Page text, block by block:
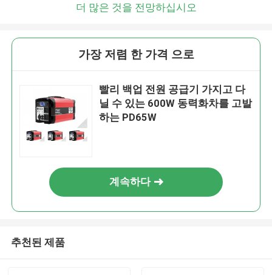
더 많은 것을 전망하십시오
가장 저렴 한 가격 으로
빨리 백업 전원 공급기 가지고 다
닐 수 있는 600W 동력화차를 고발
하는 PD65W
계속하다
추천된 제품